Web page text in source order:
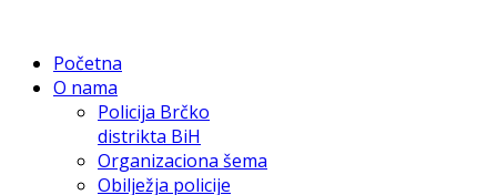
Početna
O nama
Policija Brčko
distrikta BiH
Organizaciona šema
Obilježja policije